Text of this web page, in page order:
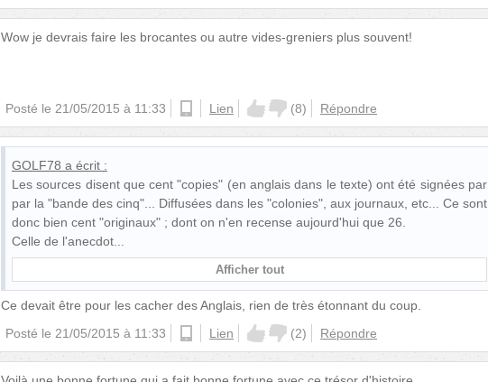
Wow je devrais faire les brocantes ou autre vides-greniers plus souvent!
Posté le 21/05/2015 à 11:33 Lien (8) Répondre
GOLF78 a écrit :
Les sources disent que cent "copies" (en anglais dans le texte) ont été signées par
par la "bande des cinq"... Diffusées dans les "colonies", aux journaux, etc... Ce sont
donc bien cent "originaux" ; dont on n'en recense aujourd'hui que 26.
Celle de l'anecdot
Afficher tout
Ce devait être pour les cacher des Anglais, rien de très étonnant du coup.
Posté le 21/05/2015 à 11:33 Lien (2) Répondre